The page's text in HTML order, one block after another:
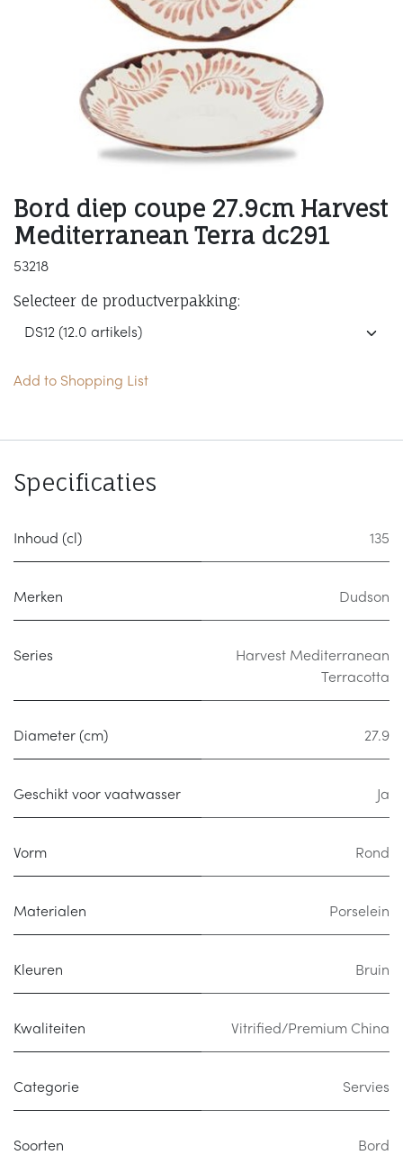
Bord diep coupe 27.9cm Harvest
Mediterranean Terra dc291
53218
Selecteer de productverpakking:
Add to Shopping List
Specificaties
Inhoud (cl) 135
Merken Dudson
Series
Harvest Mediterranean
Terracotta
Diameter (cm) 27.9
Geschikt voor vaatwasser Ja
Vorm Rond
Materialen Porselein
Kleuren Bruin
Kwaliteiten Vitrified/Premium China
Categorie Servies
Soorten Bord